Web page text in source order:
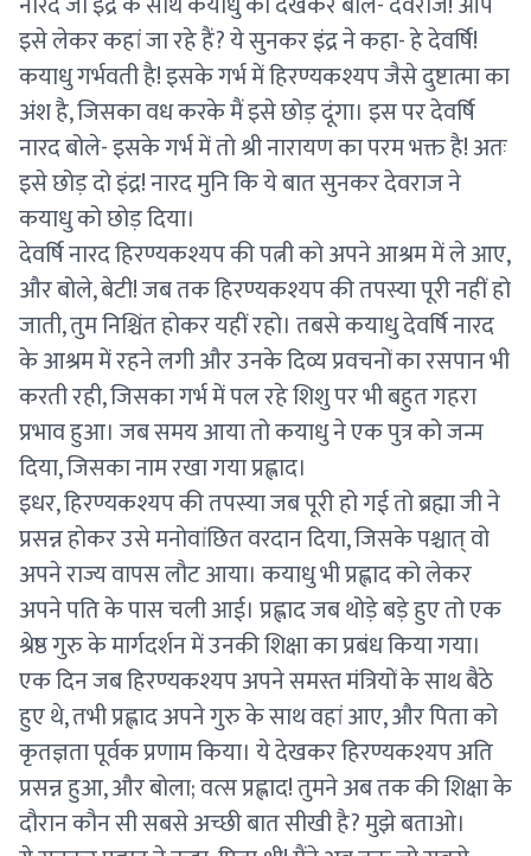
इसे लेकर कहां जा रहे हैं? ये सुनकर इंद्र ने कहा- हे देवर्षि!
कयाधु गर्भवती है! इसके गर्भ में हिरण्यकश्यप जैसे दुष्टात्मा का
अंश है, जिसका वध करके मैं इसे छोड़ दूंगा। इस पर देवर्षि
नारद बोले- इसके गर्भ में तो श्री नारायण का परम भक्त है! अतः
इसे छोड़ दो इंद्र! नारद मुनि कि ये बात सुनकर देवराज ने
कयाधु को छोड़ दिया।
देवर्षि नारद हिरण्यकश्यप की पत्नी को अपने आश्रम में ले आए,
और बोले, बेटी! जब तक हिरण्यकश्यप की तपस्या पूरी नहीं हो
जाती, तुम निश्चिंत होकर यहीं रहो। तबसे कयाधु देवर्षि नारद
के आश्रम में रहने लगी और उनके दिव्य प्रवचनों का रसपान भी
करती रही, जिसका गर्भ में पल रहे शिशु पर भी बहुत गहरा
प्रभाव हुआ। जब समय आया तो कयाधु ने एक पुत्र को जन्म
दिया, जिसका नाम रखा गया प्रह्लाद।
इधर, हिरण्यकश्यप की तपस्या जब पूरी हो गई तो ब्रह्मा जी ने
प्रसन्न होकर उसे मनोवांछित वरदान दिया, जिसके पश्चात् वो
अपने राज्य वापस लौट आया। कयाधु भी प्रह्लाद को लेकर
अपने पति के पास चली आई। प्रह्लाद जब थोड़े बड़े हुए तो एक
श्रेष्ठ गुरु के मार्गदर्शन में उनकी शिक्षा का प्रबंध किया गया।
एक दिन जब हिरण्यकश्यप अपने समस्त मंत्रियों के साथ बैठे
हुए थे, तभी प्रह्लाद अपने गुरु के साथ वहां आए, और पिता को
कृतज्ञता पूर्वक प्रणाम किया। ये देखकर हिरण्यकश्यप अति
प्रसन्न हुआ, और बोला; वत्स प्रह्लाद! तुमने अब तक की शिक्षा के
दौरान कौन सी सबसे अच्छी बात सीखी है? मुझे बताओ।